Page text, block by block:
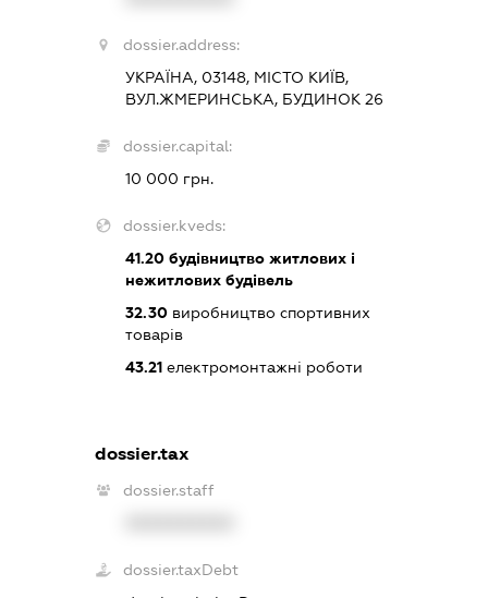
dossier.address:
УКРАЇНА, 03148, МІСТО КИЇВ,
ВУЛ.ЖМЕРИНСЬКА, БУДИНОК 26
dossier.capital:
10 000 грн.
dossier.kveds:
41.20 будівництво житлових і
нежитлових будівель
32.30 виробництво спортивних
товарів
43.21 електромонтажні роботи
dossier.tax
dossier.staff
dossier.taxDebt